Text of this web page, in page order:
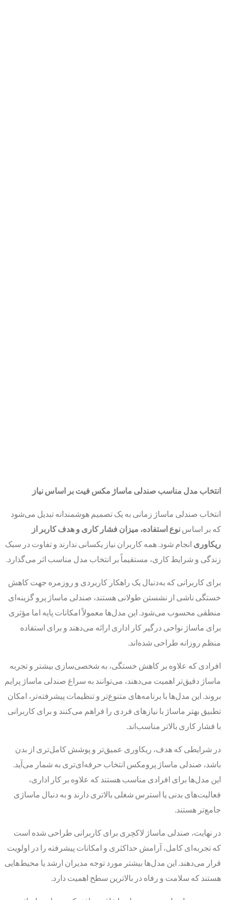
انتخاب مدل مناسب صندلی ماساژ مکس فیت بر اساس نیاز
انتخاب صندلی ماساژ زمانی به یک تصمیم هوشمندانه تبدیل می‌شود
که بر اساس نوع استفاده، میزان فشار کاری و هدف کاربر از
ریکاوری انجام شود. همه کاربران نیاز یکسانی ندارند و تفاوت در سبک
زندگی و شرایط کاری، مستقیماً بر انتخاب مدل مناسب اثر می‌گذارد.
برای کاربرانی که به‌دنبال یک راهکار کاربردی و روزمره جهت کاهش
خستگی ناشی از نشستن طولانی هستند، صندلی ماساژ پرو گزینه‌ای
منطقی محسوب می‌شود. این مدل‌ها معمولاً امکانات پایه اما مؤثری
برای ماساژ نواحی درگیر کار اداری ارائه می‌دهند و برای استفاده
منظم روزانه طراحی شده‌اند.
افرادی که علاوه بر کاهش خستگی، به شخصی‌سازی بیشتر و تجربه
ماساژ دقیق‌تر اهمیت می‌دهند، می‌توانند به سراغ صندلی ماساژ پرایم
بروند. این مدل‌ها با برنامه‌های متنوع‌تر و تنظیمات پیشرفته‌تر، امکان
تطبیق بهتر ماساژ با نیازهای فردی را فراهم می‌کنند و برای کاربرانی
با فشار کاری بالاتر مناسب‌اند.
در شرایطی که هدف، ریکاوری عمیق‌تر و پوشش کامل‌تری از بدن
باشد، صندلی ماساژ پرومکس انتخاب حرفه‌ای‌تری به شمار می‌آید.
این مدل‌ها برای افرادی مناسب هستند که علاوه بر کار اداری،
فعالیت‌های بدنی یا استرس شغلی بالاتری دارند و به دنبال ماساژی
جامع‌تر هستند.
در نهایت، صندلی ماساژ لاکچری برای کاربرانی طراحی شده است
که تجربه‌ای کامل، آرامش حداکثری و امکانات پیشرفته را در اولویت
قرار می‌دهند. این مدل‌ها بیشتر مورد توجه مدیران ارشد یا محیط‌هایی
هستند که سلامت و رفاه در بالاترین سطح اهمیت دارد.